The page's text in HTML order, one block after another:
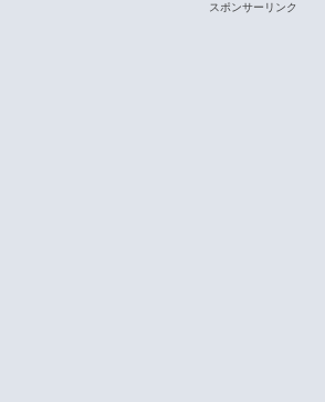
スポンサーリンク